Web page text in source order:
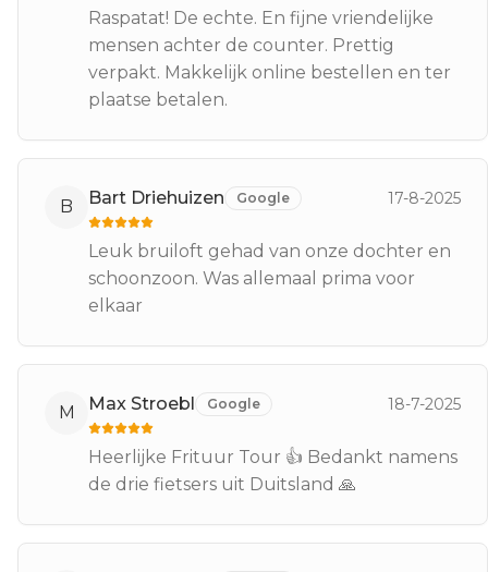
Raspatat! De echte. En fijne vriendelijke
mensen achter de counter. Prettig
verpakt. Makkelijk online bestellen en ter
plaatse betalen.
B Bart Driehuizen Google 17-8-2025
Leuk bruiloft gehad van onze dochter en
schoonzoon. Was allemaal prima voor
elkaar
M Max Stroebl Google 18-7-2025
Heerlijke Frituur Tour 👍 Bedankt namens
de drie fietsers uit Duitsland 🙏